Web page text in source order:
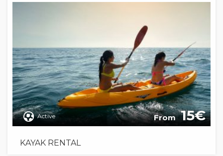
Active From 15
KAYAK RENTAL